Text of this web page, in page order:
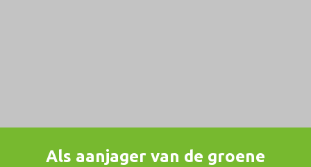
Als aanjager van de groene